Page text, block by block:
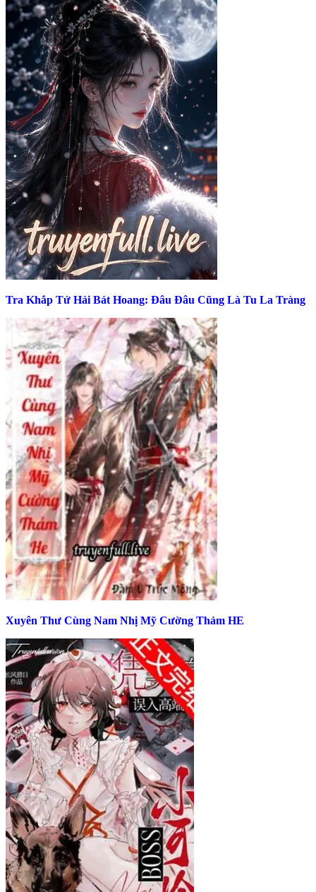
Tra Khắp Tứ Hải Bát Hoang: Đâu Đâu Cũng Là Tu La Tràng
Xuyên Thư Cùng Nam Nhị Mỹ Cường Thảm HE